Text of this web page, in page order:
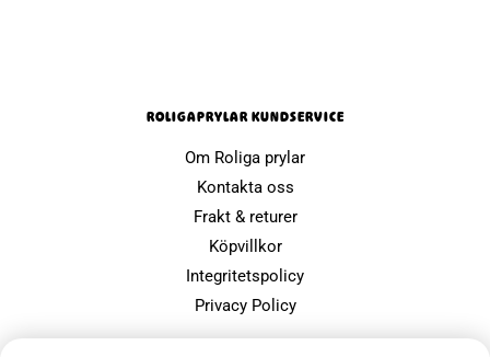
ROLIGAPRYLAR KUNDSERVICE
Om Roliga prylar
Kontakta oss
Frakt & returer
Köpvillkor
Integritetspolicy
Privacy Policy